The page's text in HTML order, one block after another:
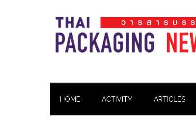
Pack
Magazine
HOME ACTIVITY ARTICLES